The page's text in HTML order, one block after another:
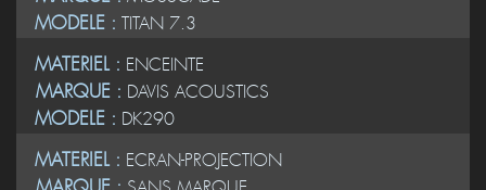
MODELE : TITAN 7.3
MATERIEL : ENCEINTE
MARQUE : DAVIS ACOUSTICS
MODELE : DK290
MATERIEL : ECRAN-PROJECTION
MARQUE : SANS MARQUE